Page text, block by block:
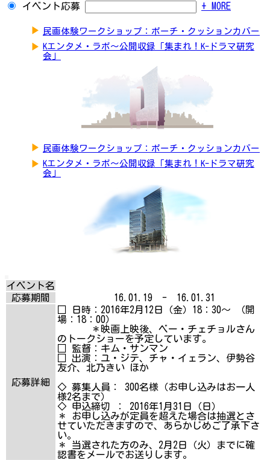
イベント応募 + MORE
▶ 民画体験ワークショップ：ポーチ・クッションカバー
▶ Kエンタメ・ラボ～公開収録「集まれ！K-ドラマ研究
会」
▶ 民画体験ワークショップ：ポーチ・クッションカバー
▶ Kエンタメ・ラボ～公開収録「集まれ！K-ドラマ研究
会」
イベント名
応募期間
16.01.19 - 16.01.31
応募詳細
□ 日時：2016年2月12日（金）18：30～ （開
場：18：00）
＊映画上映後、ベー・チェチョルさん
のトークショーを予定しています。
□ 監督：キム・サンマン
□ 出演：ユ・ジテ、チャ・イェラン、伊勢谷
友介、北乃きい ほか
◇ 募集人員： 300名様（お申し込みはお一人
様2名まで）
◇ 申込締切 ： 2016年1月31日（日）
＊ お申し込みが定員を超えた場合は抽選とさ
せていただきますので、あらかじめご了承下さ
い。
＊ 当選された方のみ、2月2日（火）までに確
認書をメールでお送りします。